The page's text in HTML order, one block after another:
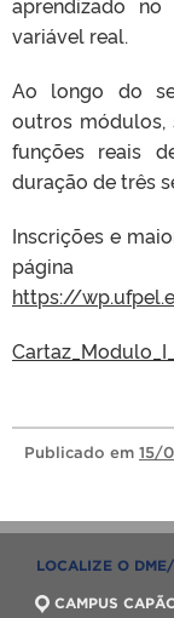
variável real.
Ao longo do
outros módulos,
funções reais
duração de três
Inscrições e
página
https://
Publicado em 15/
LOCALIZE O
CAMPUS